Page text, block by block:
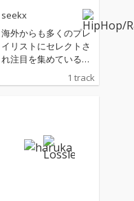
seekx
海外からも多くのプレ
イリストにセレクトさ
れ注目を集めているト
x、シングル「Still Awa
1 track